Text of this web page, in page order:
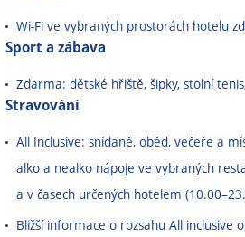
Wi-Fi ve vybraných prostorách hotelu
Sport a zábava
Zdarma: dětské hřiště, šipky, stolní
Stravování
All Inclusive: snídaně, oběd, večeře a
alko a nealko nápoje ve vybraných
a v časech určených hotelem (10.00–
Bližší informace o rozsahu All inclusive